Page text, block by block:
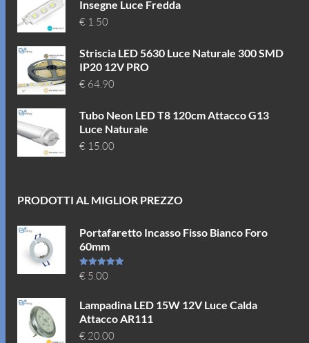
Insegne Luce Fredda
€ 1.50
Striscia LED 5630 Luce Naturale 300 SMD
IP20 12V PRO
€ 64.90
Tubo Neon LED T8 120cm Attacco G13
Luce Naturale
€ 15.00
PRODOTTI AL MIGLIOR PREZZO
Portafaretto Incasso Fisso Bianco Foro
60mm
Valutato
5.00su 5
€ 5.00
Lampadina LED 15W 12V Luce Calda
Attacco AR111
€ 20.00